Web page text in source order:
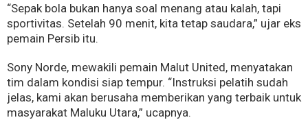
“Sepak bola bukan hanya soal menang atau kalah, tapi
sportivitas. Setelah 90 menit, kita tetap saudara,” ujar eks
pemain Persib itu.
Sony Norde, mewakili pemain Malut United, menyatakan
tim dalam kondisi siap tempur. “Instruksi pelatih sudah
jelas, kami akan berusaha memberikan yang terbaik untuk
masyarakat Maluku Utara,” ucapnya.